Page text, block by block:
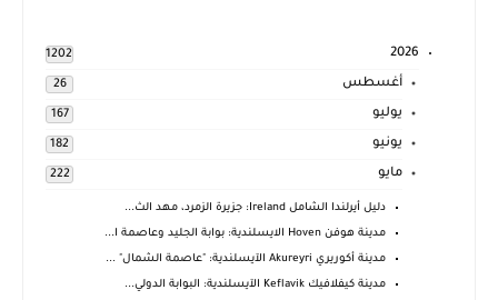
2026
1202
أغسطس 26
يوليو 167
يونيو 182
مايو 222
دليل أيرلندا الشامل Ireland: جزيرة الزمرد، مهد الث...
مدينة هوفن Hoven الايسلندية: بوابة الجليد وعاصمة ا...
مدينة أكوريري Akureyri الآيسلندية: "عاصمة الشمال" ...
مدينة كيفلافيك Keflavik الآيسلندية: البوابة الدولي...